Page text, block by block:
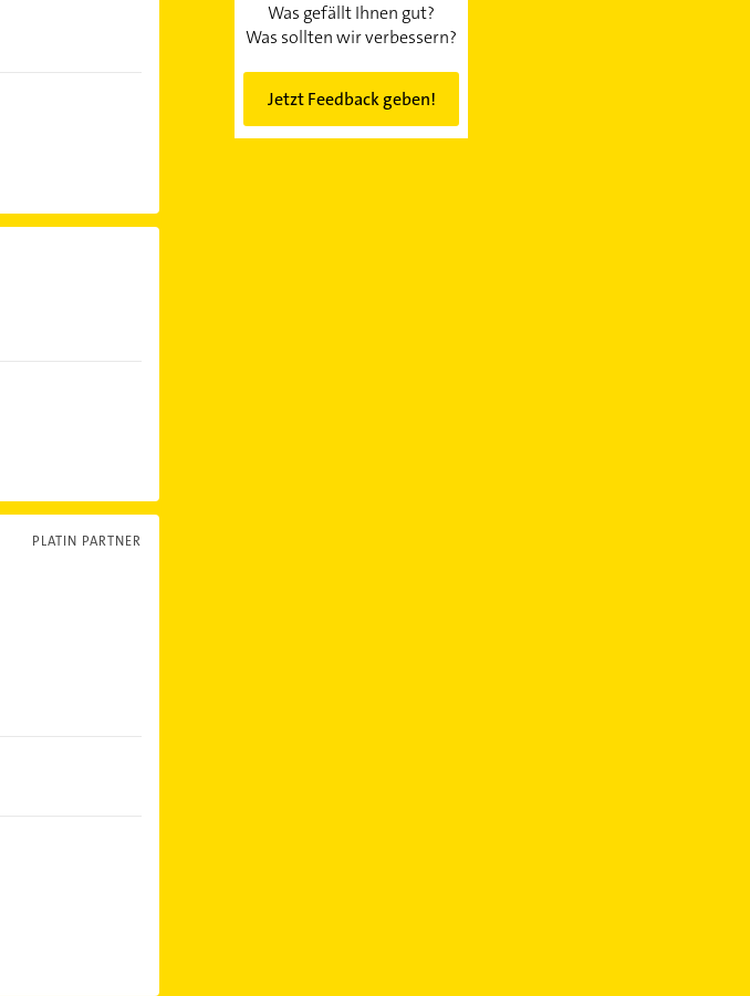
PLATIN PARTNER
Was gefällt Ihnen gut?
Was sollten wir verbessern?
Jetzt Feedback geben!